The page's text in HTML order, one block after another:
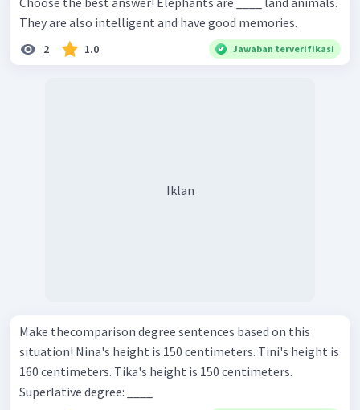
They are also intelligent and have good memories.
2 1.0 Jawaban terverifikasi
Iklan
Make thecomparison degree sentences based on this
situation! Nina's height is 150 centimeters. Tini's height is
160 centimeters. Tika's height is 150 centimeters.
Superlative degree: ____